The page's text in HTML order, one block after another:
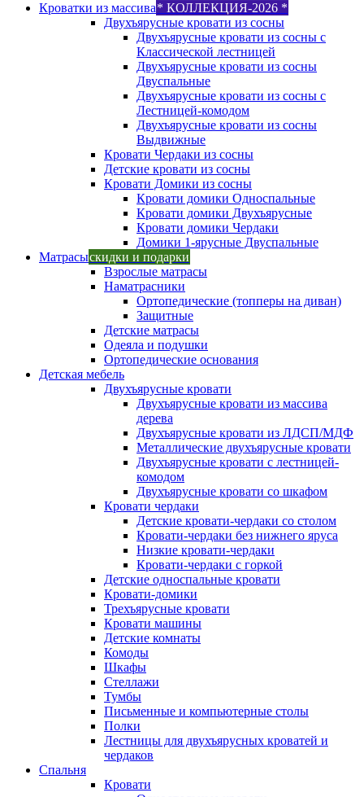
Кроватки из массива* КОЛЛЕКЦИЯ-2026 *
Двухъярусные кровати из сосны
Двухъярусные кровати из сосны с
Классической лестницей
Двухъярусные кровати из сосны
Двуспальные
Двухъярусные кровати из сосны с
Лестницей-комодом
Двухъярусные кровати из сосны
Выдвижные
Кровати Чердаки из сосны
Детские кровати из сосны
Кровати Домики из сосны
Кровати домики Односпальные
Кровати домики Двухъярусные
Кровати домики Чердаки
Домики 1-ярусные Двуспальные
Матрасыскидки и подарки
Взрослые матрасы
Наматрасники
Ортопедические (топперы на диван)
Защитные
Детские матрасы
Одеяла и подушки
Ортопедические основания
Детская мебель
Двухъярусные кровати
Двухъярусные кровати из массива
дерева
Двухъярусные кровати из ЛДСП/МДФ
Металлические двухъярусные кровати
Двухъярусные кровати с лестницей-
комодом
Двухъярусные кровати со шкафом
Кровати чердаки
Детские кровати-чердаки со столом
Кровати-чердаки без нижнего яруса
Низкие кровати-чердаки
Кровати-чердаки с горкой
Детские односпальные кровати
Кровати-домики
Трехъярусные кровати
Кровати машины
Детские комнаты
Комоды
Шкафы
Стеллажи
Тумбы
Письменные и компьютерные столы
Полки
Лестницы для двухъярусных кроватей и
чердаков
Спальня
Кровати